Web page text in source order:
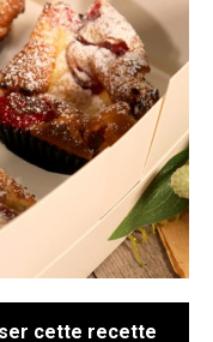
cette recette